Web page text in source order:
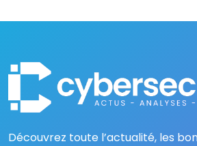
Découvrez toute l’actualité, les